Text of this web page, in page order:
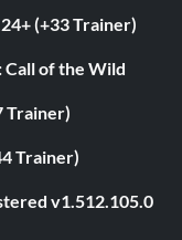
(+33 Trainer)
of the Wild
Trainer)
Trainer)
v1.512.105.0